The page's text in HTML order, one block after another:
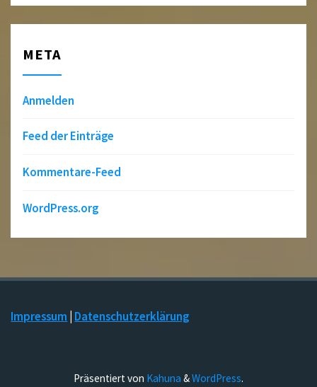
META
Anmelden
Feed der Einträge
Kommentare-Feed
WordPress.org
Impressum | Datenschutzerklärung
Präsentiert von Kahuna &WordPress.